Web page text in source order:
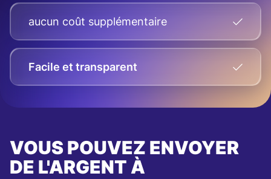
aucun coût supplémentaire
Facile et transparent
VOUS POUVEZ ENVOYER
DE L'ARGENT À